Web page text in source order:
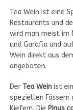
Tea Wein ist eine
Restaurants und
wird man meist im
und Garafia und
Wein direkt aus
angeboten.
Der Tea Wein ist
speziellen
Kiefern. Die Pinus